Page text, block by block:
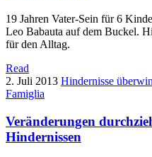
19 Jahren Vater-Sein für 6
Leo Babauta auf dem Buckel.
für den Alltag.
Read
2. Juli 2013 Hindernisse
Famiglia
Veränderungen
Hindernissen